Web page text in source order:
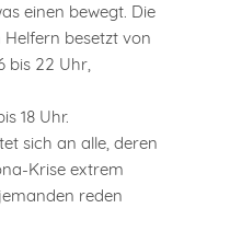
einen bewegt. Die
besetzt von
bis 22 Uhr,
18 Uhr.
sich an alle, deren
Krise extrem
reden